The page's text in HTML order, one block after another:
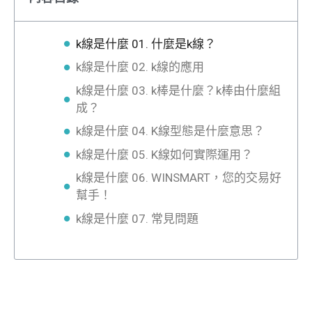
k線是什麼 01. 什麼是k線？
k線是什麼 02. k線的應用
k線是什麼 03. k棒是什麼？k棒由什麼組
成？
k線是什麼 04. K線型態是什麼意思？
k線是什麼 05. K線如何實際運用？
k線是什麼 06. WINSMART，您的交易好
幫手！
k線是什麼 07. 常見問題